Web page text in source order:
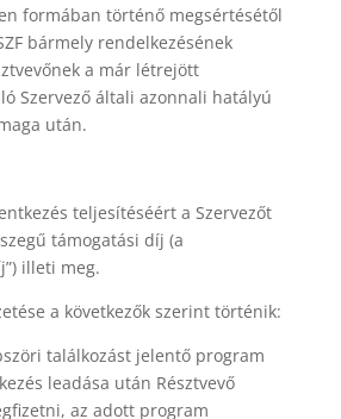
formában történő megsértésétől
bármely rendelkezésének
a már létrejött
Szervező általi azonnali hatályú
után.
teljesítéséért a Szervezőt
támogatási díj (a
illeti meg.
a következők szerint történik:
találkozást jelentő program
leadása után Résztvevő
az adott program